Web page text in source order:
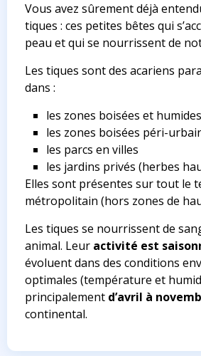
Vous avez sûrement déjà
tiques : ces petites bêtes qui
peau et qui se nourrissent de
Les tiques sont des acariens
dans :
les zones boisées et humides
les zones boisées péri-
les parcs en villes
les jardins privés (herbes
Elles sont présentes sur tout le
métropolitain (hors zones de
Les tiques se nourrissent de
animal. Leur activité est
évoluent dans des conditions
optimales (température et
principalement d’avril à
continental.